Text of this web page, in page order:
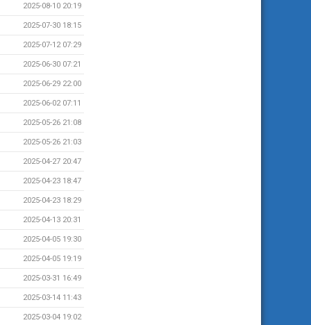
2025-08-10 20:19
2025-07-30 18:15
2025-07-12 07:29
2025-06-30 07:21
2025-06-29 22:00
2025-06-02 07:11
2025-05-26 21:08
2025-05-26 21:03
2025-04-27 20:47
2025-04-23 18:47
2025-04-23 18:29
2025-04-13 20:31
2025-04-05 19:30
2025-04-05 19:19
2025-03-31 16:49
2025-03-14 11:43
2025-03-04 19:02